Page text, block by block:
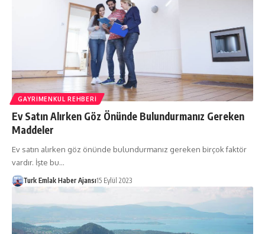
GAYRIMENKUL REHBERI
Ev Satın Alırken Göz Önünde Bulundurmanız Gereken
Maddeler
Ev satın alırken göz önünde bulundurmanız gereken birçok faktör
vardır. İşte bu…
Turk Emlak Haber Ajansı15 Eylül 2023